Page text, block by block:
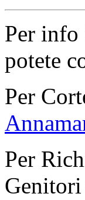
Per info
potete
Per
Per
Genitori